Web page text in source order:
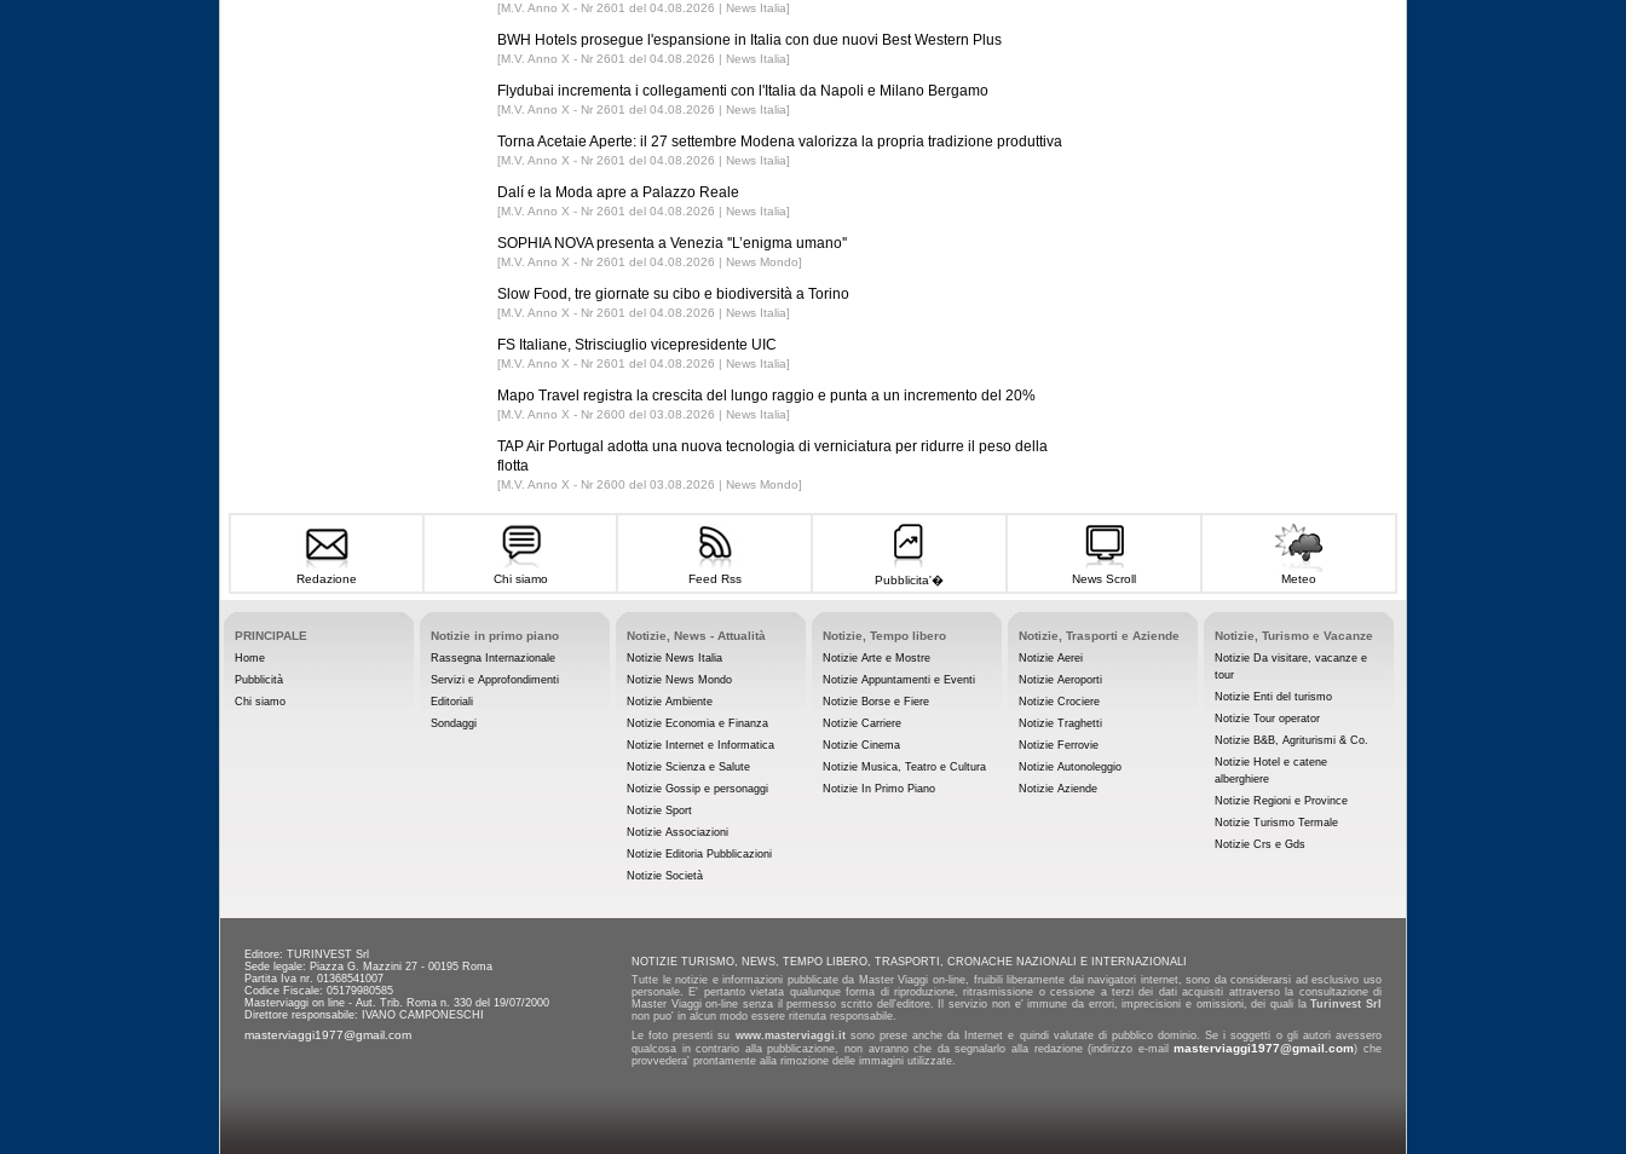
[M.V. Anno X - Nr 2601 del 04.08.2026 | News Italia]
BWH Hotels prosegue l'espansione in Italia con due nuovi Best Western Plus
[M.V. Anno X - Nr 2601 del 04.08.2026 | News Italia]
Flydubai incrementa i collegamenti con l'Italia da Napoli e Milano Bergamo
[M.V. Anno X - Nr 2601 del 04.08.2026 | News Italia]
Torna Acetaie Aperte: il 27 settembre Modena valorizza la propria tradizione produttiva
[M.V. Anno X - Nr 2601 del 04.08.2026 | News Italia]
Dalí e la Moda apre a Palazzo Reale
[M.V. Anno X - Nr 2601 del 04.08.2026 | News Italia]
SOPHIA NOVA presenta a Venezia ''L’enigma umano''
[M.V. Anno X - Nr 2601 del 04.08.2026 | News Mondo]
Slow Food, tre giornate su cibo e biodiversità a Torino
[M.V. Anno X - Nr 2601 del 04.08.2026 | News Italia]
FS Italiane, Strisciuglio vicepresidente UIC
[M.V. Anno X - Nr 2601 del 04.08.2026 | News Italia]
Mapo Travel registra la crescita del lungo raggio e punta a un incremento del 20%
[M.V. Anno X - Nr 2600 del 03.08.2026 | News Italia]
TAP Air Portugal adotta una nuova tecnologia di verniciatura per ridurre il peso della
flotta
[M.V. Anno X - Nr 2600 del 03.08.2026 | News Mondo]
Redazione Chi siamo Feed Rss Pubblicita'� News Scroll Meteo
PRINCIPALE
Home
Pubblicità
Chi siamo
Notizie in primo piano
Rassegna Internazionale
Servizi e Approfondimenti
Editoriali
Sondaggi
Notizie, News - Attualità
Notizie News Italia
Notizie News Mondo
Notizie Ambiente
Notizie Economia e Finanza
Notizie Internet e Informatica
Notizie Scienza e Salute
Notizie Gossip e personaggi
Notizie Sport
Notizie Associazioni
Notizie Editoria Pubblicazioni
Notizie Società
Notizie, Tempo libero
Notizie Arte e Mostre
Notizie Appuntamenti e Eventi
Notizie Borse e Fiere
Notizie Carriere
Notizie Cinema
Notizie Musica, Teatro e Cultura
Notizie In Primo Piano
Notizie, Trasporti e Aziende
Notizie Aerei
Notizie Aeroporti
Notizie Crociere
Notizie Traghetti
Notizie Ferrovie
Notizie Autonoleggio
Notizie Aziende
Notizie, Turismo e Vacanze
Notizie Da visitare, vacanze e
tour
Notizie Enti del turismo
Notizie Tour operator
Notizie B&B, Agriturismi & Co.
Notizie Hotel e catene
alberghiere
Notizie Regioni e Province
Notizie Turismo Termale
Notizie Crs e Gds
Editore: TURINVEST Srl
Sede legale: Piazza G. Mazzini 27 - 00195 Roma
Partita Iva nr. 01368541007
Codice Fiscale: 05179980585
Masterviaggi on line - Aut. Trib. Roma n. 330 del 19/07/2000
Direttore responsabile: IVANO CAMPONESCHI
masterviaggi1977@gmail.com
NOTIZIE TURISMO, NEWS, TEMPO LIBERO, TRASPORTI, CRONACHE NAZIONALI E INTERNAZIONALI
Tutte le notizie e informazioni pubblicate da Master Viaggi on-line, fruibili liberamente dai navigatori internet, sono da considerarsi ad esclusivo uso
personale. E' pertanto vietata qualunque forma di riproduzione, ritrasmissione o cessione a terzi dei dati acquisiti attraverso la consultazione di
Master Viaggi on-line senza il permesso scritto dell'editore. Il servizio non e' immune da errori, imprecisioni e omissioni, dei quali laTurinvest Srl
non puo' in alcun modo essere ritenuta responsabile.
Le foto presenti su www.masterviaggi.itsono prese anche da Internet e quindi valutate di pubblico dominio. Se i soggetti o gli autori avessero
qualcosa in contrario alla pubblicazione, non avranno che da segnalarlo alla redazione (indirizzo e-mailmasterviaggi1977@gmail.com) che
provvedera' prontamente alla rimozione delle immagini utilizzate.